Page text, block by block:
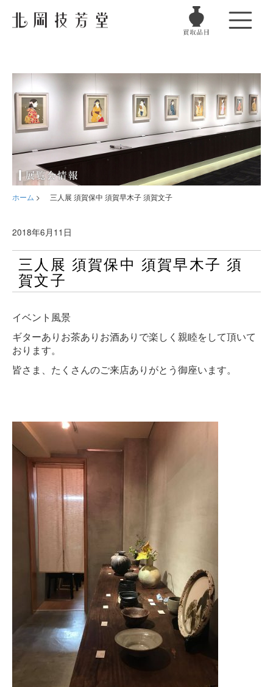
ホーム > 三人展 須賀保中 須賀早木子 須賀文子
2018年6月11日
三人展 須賀保中 須賀早木子 須
賀文子
イベント風景
ギターありお茶ありお酒ありで楽しく親睦をして頂いて
おります。
皆さま、たくさんのご来店ありがとう御座います。